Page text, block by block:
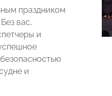
праздником
вас,
и
и